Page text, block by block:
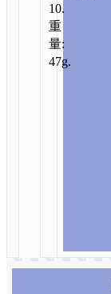
10.
重
量:
47g.